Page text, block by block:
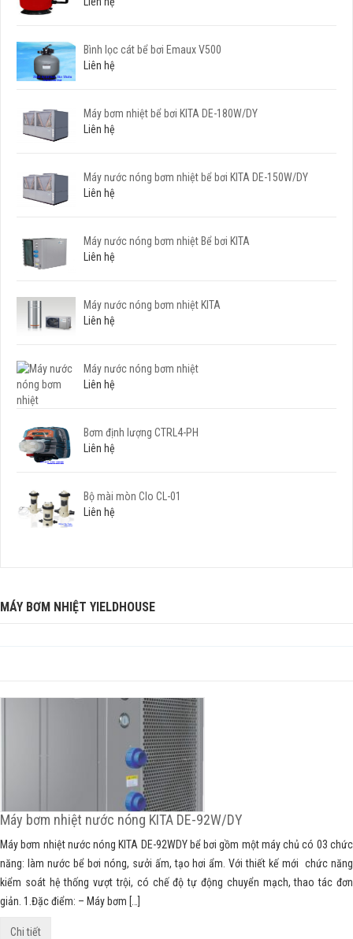
Bình lọc cát bể bơi Emaux V500
Liên hệ
Máy bơm nhiệt bể bơi KITA DE-180W/DY
Liên hệ
Máy nước nóng bơm nhiệt bể bơi KITA DE-150W/DY
Liên hệ
Máy nước nóng bơm nhiệt Bể bơi KITA
Liên hệ
Máy nước nóng bơm nhiệt KITA
Liên hệ
Máy nước nóng bơm nhiệt
Liên hệ
Bơm định lượng CTRL4-PH
Liên hệ
Bộ mài mòn Clo CL-01
Liên hệ
MÁY BƠM NHIỆT YIELDHOUSE
Máy bơm nhiệt nước nóng KITA DE-92W/DY
Máy bơm nhiệt nước nóng KITA DE-92WDY bể bơi gồm một máy chủ có 03 chức
năng: làm nước bể bơi nóng, sưởi ấm, tạo hơi ẩm. Với thiết kế mới chức năng
kiểm soát hệ thống vượt trội, có chế độ tự động chuyển mạch, thao tác đơn
giản. 1.Đặc điểm: – Máy bơm […]
Chi tiết